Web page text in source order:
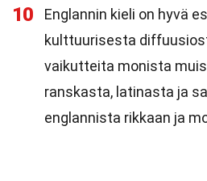
10
Englannin kieli on hyvä
kulttuurisesta
vaikutteita monista
ranskasta, latinasta ja
englannista rikkaan ja